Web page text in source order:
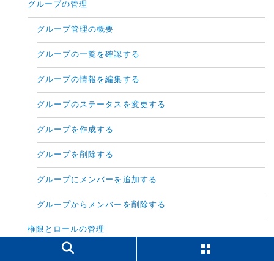
グループの管理
グループ管理の概要
グループの一覧を確認する
グループの情報を編集する
グループのステータスを変更する
グループを作成する
グループを削除する
グループにメンバーを追加する
グループからメンバーを削除する
権限とロールの管理
ユーザーの権限とロールの概要